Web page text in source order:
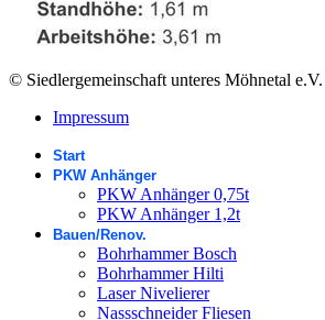
© Siedlergemeinschaft unteres Möhnetal e.V.
Impressum
Start
PKW Anhänger
PKW Anhänger 0,75t
PKW Anhänger 1,2t
Bauen/Renov.
Bohrhammer Bosch
Bohrhammer Hilti
Laser Nivelierer
Nassschneider Fliesen